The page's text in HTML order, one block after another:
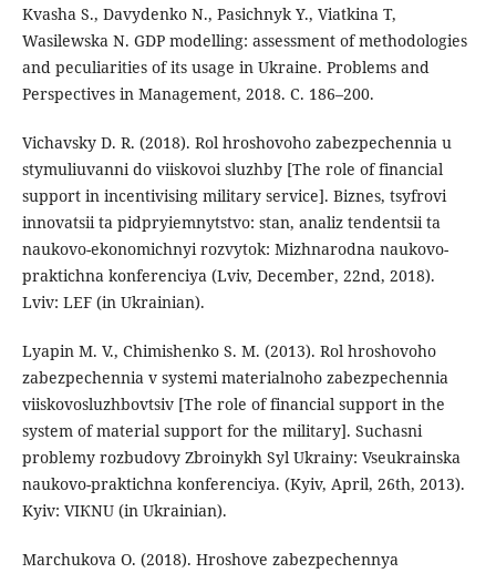
Kvasha S., Davydenko N., Pasichnyk Y., Viatkina T,
Wasilewska N. GDP modelling: assessment of methodologies
and peculiarities of its usage in Ukraine. Problems and
Perspectives in Management, 2018. С. 186–200.
Vichavsky D. R. (2018). Rol hroshovoho zabezpechennia u
stymuliuvanni do viiskovoi sluzhby [The role of financial
support in incentivising military service]. Biznes, tsyfrovi
innovatsii ta pidpryiemnytstvo: stan, analiz tendentsii ta
naukovo-ekonomichnyi rozvytok: Mizhnarodna naukovo-
praktichna konferenciya (Lviv, December, 22nd, 2018).
Lviv: LEF (in Ukrainian).
Lyapin M. V., Chimishenko S. M. (2013). Rol hroshovoho
zabezpechennia v systemi materialnoho zabezpechennia
viiskovosluzhbovtsiv [The role of financial support in the
system of material support for the military]. Suchasni
problemy rozbudovy Zbroinykh Syl Ukrainy: Vseukrainska
naukovo-praktichna konferenciya. (Kyiv, April, 26th, 2013).
Kyiv: VIКNU (in Ukrainian).
Marchukova O. (2018). Hroshove zabezpechennya